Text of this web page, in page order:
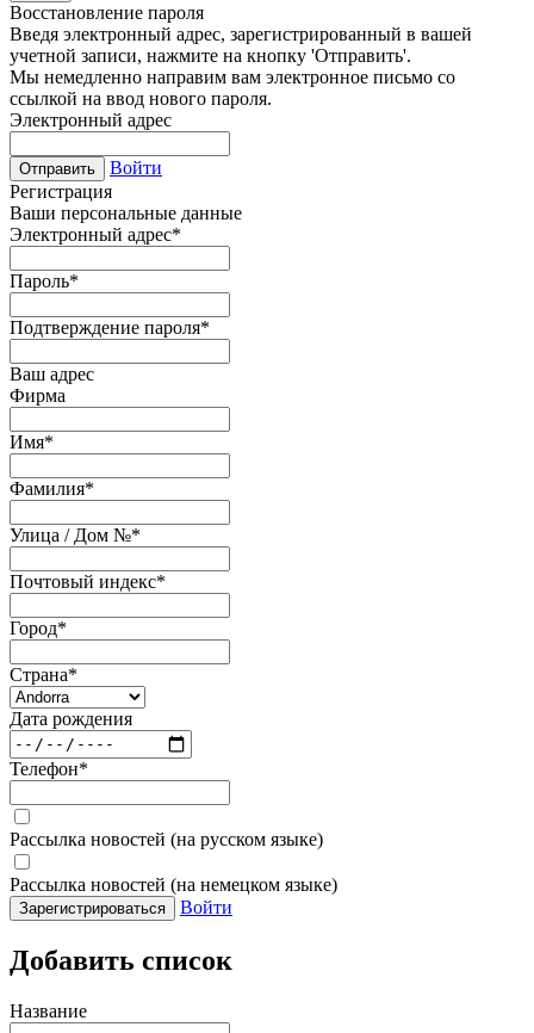
Восстановление пароля
Введя электронный адрес, зарегистрированный в вашей
учетной записи, нажмите на кнопку 'Отправить'.
Мы немедленно направим вам электронное письмо со
ссылкой на ввод нового пароля.
Электронный адрес
Отправить
Войти
Регистрация
Ваши персональные данные
Электронный адрес*
Пароль*
Подтверждение пароля*
Ваш адрес
Фирма
Имя*
Фамилия*
Улица / Дом №*
Почтовый индекс*
Город*
Страна*
Дата рождения
Телефон*
Рассылка новостей (на русском языке)
Рассылка новостей (на немецком языке)
Зарегистрироваться Войти
Добавить список
Название